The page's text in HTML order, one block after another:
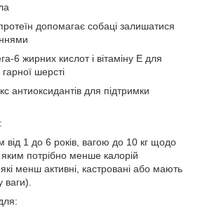
допомагає собаці залишатися
6 жирних кислот і вітаміну Е для
шерсті
антиоксидантів для підтримки
від 1 до 6 років, вагою до 10 кг щодо
яким потрібно менше калорій
менш активні, кастровані або мають
ваги).